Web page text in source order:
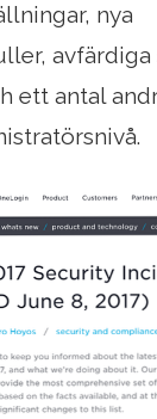
nya
avfärdiga
ett antal